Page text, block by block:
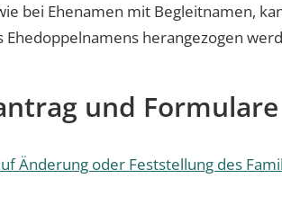
bei Ehenamen mit Begleitnamen,
Ehedoppelnamens herangezogen
und Formulare
Änderung oder Feststellung des